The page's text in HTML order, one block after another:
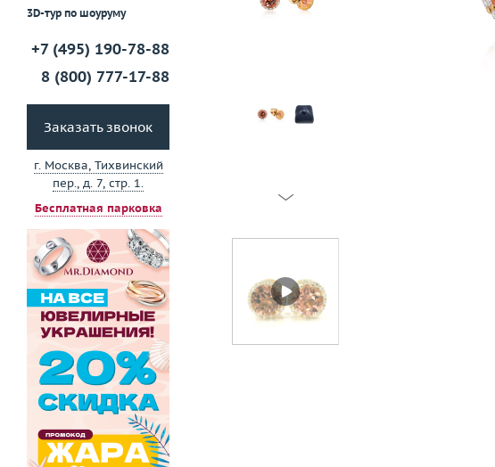
3D-тур по шоуруму
+7 (495) 190-78-88
8 (800) 777-17-88
Заказать звонок
г. Москва, Тихвинский
пер., д. 7, стр. 1.
Бесплатная парковка